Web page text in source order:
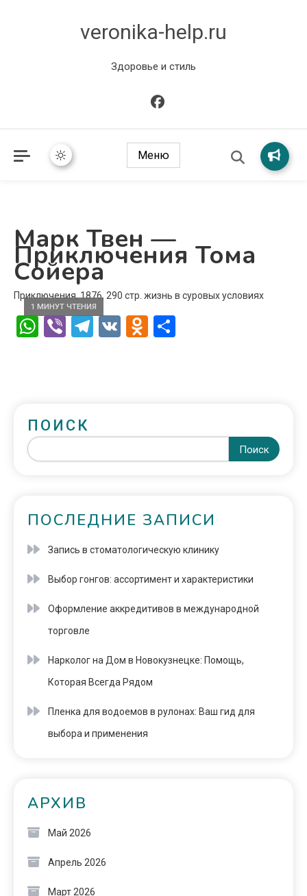
veronika-help.ru
Здоровье и стиль
Меню
Марк Твен —
Приключения Тома
Сойера
1 МИНУТ ЧТЕНИЯ
Приключения, 1876, 290 стр. жизнь в суровых условиях
WhatsApp
ViberTelegram
VK Odnoklassniki
ПОИСК
Поиск
ПОСЛЕДНИЕ ЗАПИСИ
Запись в стоматологическую клинику
Выбор гонгов: ассортимент и характеристики
Оформление аккредитивов в международной
торговле
Нарколог на Дом в Новокузнецке: Помощь,
Которая Всегда Рядом
Пленка для водоемов в рулонах: Ваш гид для
выбора и применения
АРХИВ
Май 2026
Апрель 2026
Март 2026